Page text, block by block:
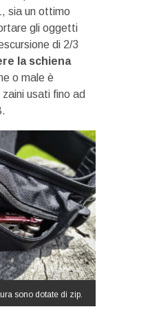
sia un ottimo
gli oggetti
di 2/3
la schiena
o male è
usati fino ad
sono dotate di zip.